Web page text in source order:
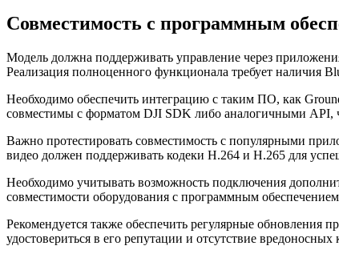
Совместимость с программным
Модель должна поддерживать управление через
Реализация полноценного функционала требует наличия
Необходимо обеспечить интеграцию с таким ПО, как
совместимы с форматом DJI SDK либо аналогичными API,
Важно протестировать совместимость с популярными
видео должен поддерживать кодеки H.264 и H.265 для
Необходимо учитывать возможность подключения
совместимости оборудования с программным
Рекомендуется также обеспечить регулярные
удостовериться в его репутации и отсутствие вредоносных